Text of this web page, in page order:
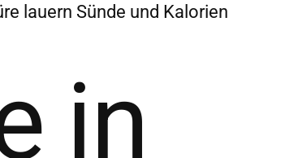
in
lauern Sünde und Kalorien